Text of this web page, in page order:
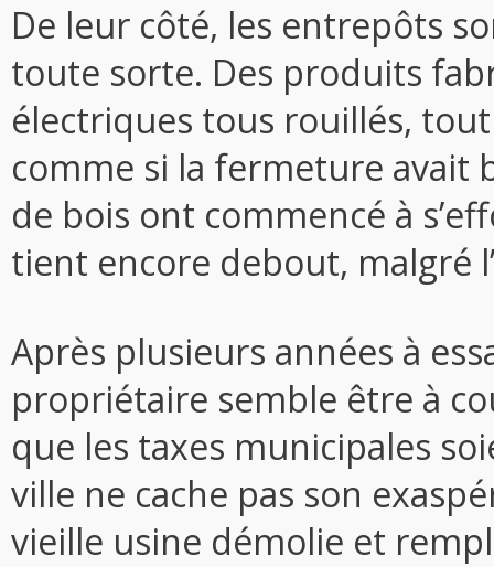
De leur côté, les entrepôts
toute sorte. Des produits
électriques tous rouillés,
comme si la fermeture avait
de bois ont commencé à
tient encore debout, malgré
Après plusieurs années à
propriétaire semble être à
que les taxes municipales
ville ne cache pas son
vieille usine démolie et